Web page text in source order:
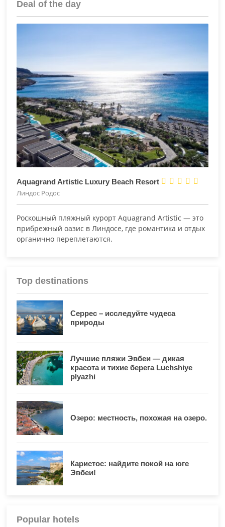
Deal of the day
Aquagrand Artistic Luxury Beach Resort 




Линдос Родос
Роскошный пляжный курорт Aquagrand Artistic — это
прибрежный оазис в Линдосе, где романтика и отдых
органично переплетаются.
Top destinations
Серрес – исследуйте чудеса
природы
Лучшие пляжи Эвбеи — дикая
красота и тихие берега Luchshiye
plyazhi
Озеро: местность, похожая на озеро.
Каристос: найдите покой на юге
Эвбеи!
Popular hotels